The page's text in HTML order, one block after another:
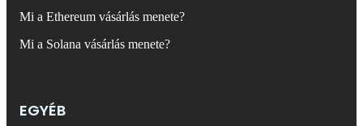
Mi a Ethereum vásárlás menete?
Mi a Solana vásárlás menete?
EGYÉB